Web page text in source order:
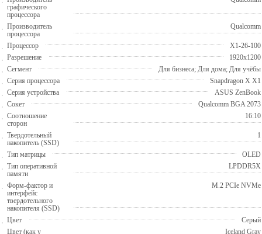
графического
процессора
Производитель
процессора
Qualcomm
Процессор
X1-26-100
Разрешение
1920x1200
Сегмент
Для бизнеса; Для дома; Для учёбы
Серия процессора
Snapdragon X X1
Серия устройства
ASUS ZenBook
Сокет
Qualcomm BGA 2073
Соотношение
сторон
16:10
Твердотельный
накопитель (SSD)
1
Тип матрицы
OLED
Тип оперативной
памяти
LPDDR5X
Форм-фактор и
интерфейс
твердотельного
накопителя (SSD)
M.2 PCIe NVMe
Цвет
Серый
Цвет (как у
Iceland Gray